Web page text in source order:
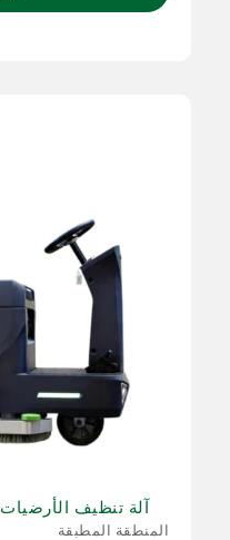
آلة تنظيف الأرضيات LT-S860X للبيع | LVTONG
المنطقة المطبقة